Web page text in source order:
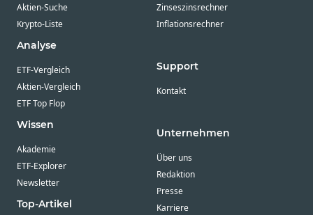
Aktien-Suche
Krypto-Liste
Analyse
ETF-Vergleich
Aktien-Vergleich
ETF Top Flop
Wissen
Akademie
ETF-Explorer
Newsletter
Top-Artikel
Zinseszinsrechner
Inflationsrechner
Support
Kontakt
Unternehmen
Über uns
Redaktion
Presse
Karriere